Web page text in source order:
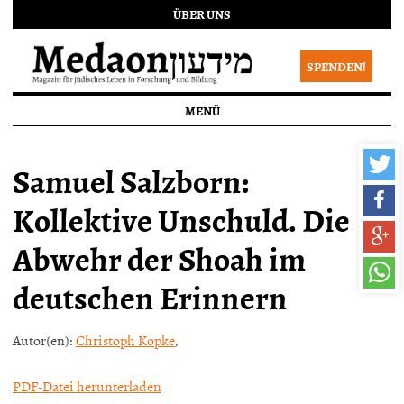
ÜBER UNS
SPENDEN!
MENÜ
Samuel Salzborn:
Kollektive Unschuld. Die
Abwehr der Shoah im
deutschen Erinnern
Autor(en):Christoph Kopke,
PDF-Datei herunterladen